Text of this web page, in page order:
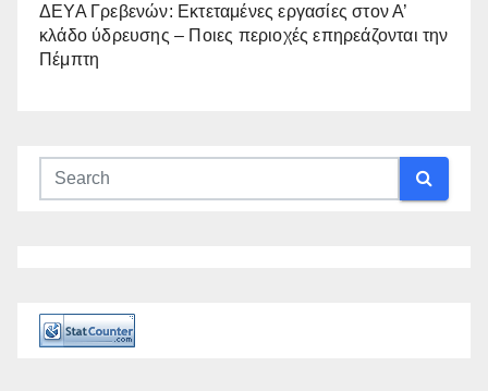
ΔΕΥΑ Γρεβενών: Εκτεταμένες εργασίες στον Α’
κλάδο ύδρευσης – Ποιες περιοχές επηρεάζονται την
Πέμπτη